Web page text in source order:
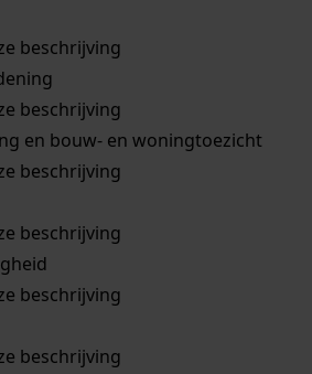
beschrijving
beschrijving
en bouw- en woningtoezicht
beschrijving
beschrijving
beschrijving
beschrijving